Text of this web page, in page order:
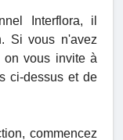
Interflora, il
Si vous n'avez
on vous invite à
ci-dessus et de
commencez